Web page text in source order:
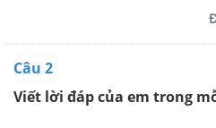
Câu 2
Viết lời đáp của em trong